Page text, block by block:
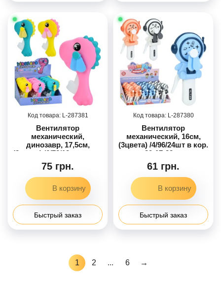
287381
Вентилятор
механический,
динозавр, 17,5см,
(3цвета) /6/72/12шт в кор.
32,5-18-19,5см
75 грн.
Быстрый заказ
287380
Вентилятор
механический, 16см,
(3цвета) /4/96/24шт в кор.
39-17-23см
61 грн.
Быстрый заказ
1 2 ... 6 →